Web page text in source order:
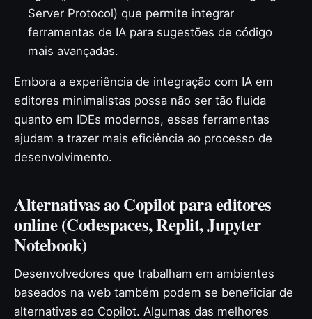
Server Protocol) que permite integrar
ferramentas de IA para sugestões de código
mais avançadas.
Embora a experiência de integração com IA em
editores minimalistas possa não ser tão fluida
quanto em IDEs modernos, essas ferramentas
ajudam a trazer mais eficiência ao processo de
desenvolvimento.
Alternativas ao Copilot para editores
online (Codespaces, Replit, Jupyter
Notebook)
Desenvolvedores que trabalham em ambientes
baseados na web também podem se beneficiar de
alternativas ao Copilot. Algumas das melhores